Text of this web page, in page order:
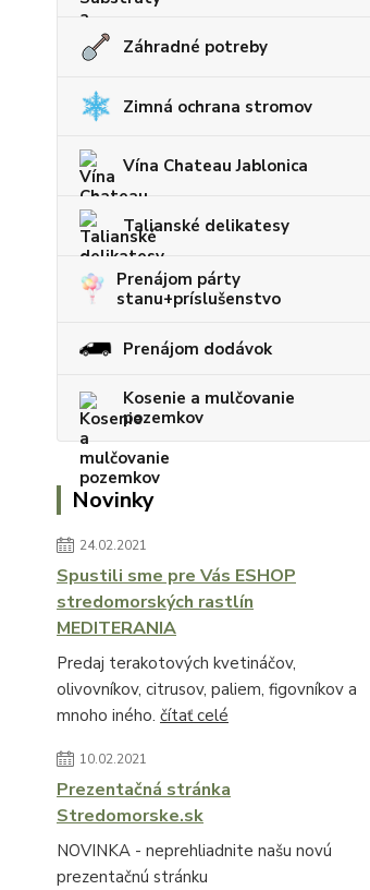
Záhradné potreby
Zimná ochrana stromov
Vína Chateau Jablonica
Talianské delikatesy
Prenájom párty
stanu+príslušenstvo
Prenájom dodávok
Kosenie a mulčovanie
pozemkov
Novinky
24.02.2021
Spustili sme pre Vás ESHOP
stredomorských rastlín
MEDITERANIA
Predaj terakotových kvetináčov,
olivovníkov, citrusov, paliem, figovníkov a
mnoho iného. čítať celé
10.02.2021
Prezentačná stránka
Stredomorske.sk
NOVINKA - neprehliadnite našu novú
prezentačnú stránku